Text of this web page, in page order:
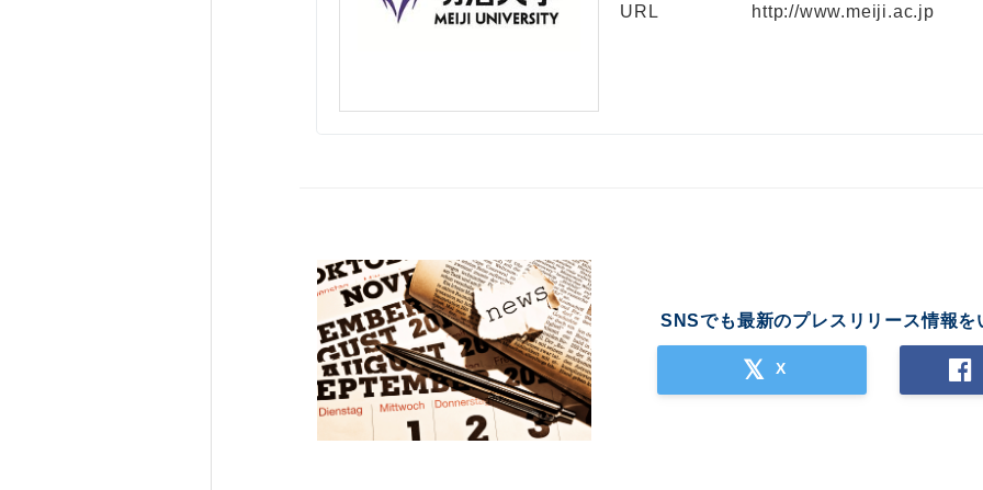
URL
http://www.meiji.ac.jp
SNSでも最新のプレスリリース情報を
X